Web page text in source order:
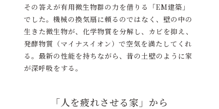
その答えが有用微生物群の力を借りる「EM建築」
でした。機械の換気扇に頼るのではなく、壁の中の
生きた微生物が、化学物質を分解し、カビを抑え、
発酵物質（マイナスイオン）で空気を満たしてくれ
る。最新の性能を持ちながら、昔の土壁のように家
が深呼吸をする。
「人を疲れさせる家」から